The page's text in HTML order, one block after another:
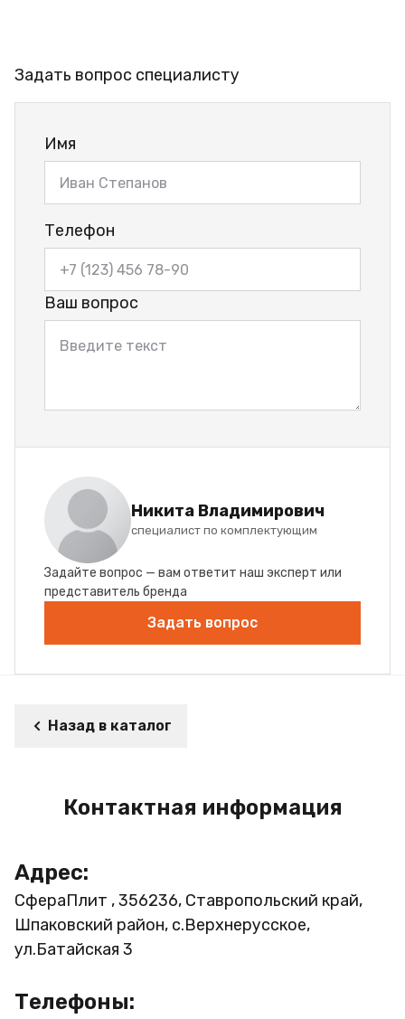
Задать вопрос специалисту
Имя
Телефон
Ваш вопрос
Никита Владимирович
специалист по комплектующим
Задайте вопрос — вам ответит наш эксперт или
представитель бренда
Задать вопрос
Назад в каталог
Контактная информация
Адрес:
СфераПлит , 356236, Ставропольский край,
Шпаковский район, с.Верхнерусское,
ул.Батайская 3
Телефоны: